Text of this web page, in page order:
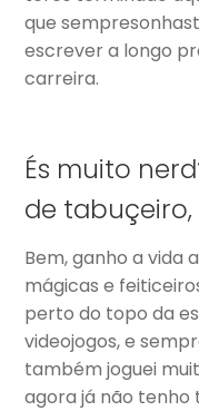
que
escrever a longo
carreira.
És muito
de
Bem, ganho a vida
mágicas e
perto do topo da
videojogos, e
também joguei
agora já não